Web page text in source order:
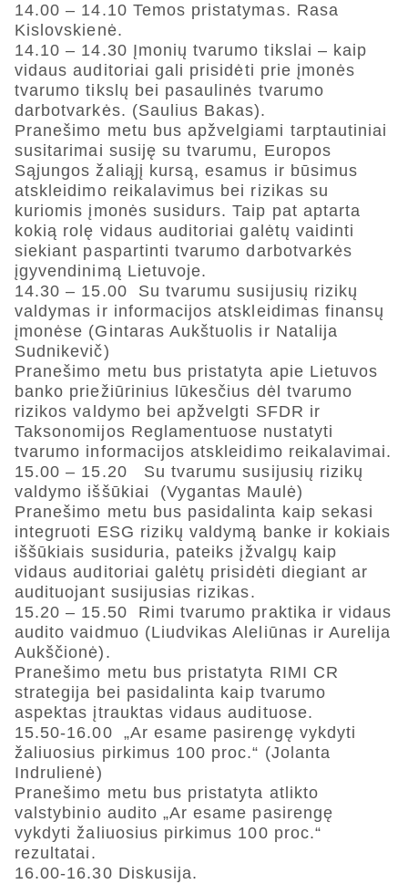
14.00 – 14.10 Temos pristatymas. Rasa
Kislovskienė.
14.10 – 14.30 Įmonių tvarumo tikslai – kaip
vidaus auditoriai gali prisidėti prie įmonės
tvarumo tikslų bei pasaulinės tvarumo
darbotvarkės. (Saulius Bakas).
Pranešimo metu bus apžvelgiami tarptautiniai
susitarimai susiję su tvarumu, Europos
Sąjungos žaliąjį kursą, esamus ir būsimus
atskleidimo reikalavimus bei rizikas su
kuriomis įmonės susidurs. Taip pat aptarta
kokią rolę vidaus auditoriai galėtų vaidinti
siekiant paspartinti tvarumo darbotvarkės
įgyvendinimą Lietuvoje.
14.30 – 15.00 Su tvarumu susijusių rizikų
valdymas ir informacijos atskleidimas finansų
įmonėse (Gintaras Aukštuolis ir Natalija
Sudnikevič)
Pranešimo metu bus pristatyta apie Lietuvos
banko priežiūrinius lūkesčius dėl tvarumo
rizikos valdymo bei apžvelgti SFDR ir
Taksonomijos Reglamentuose nustatyti
tvarumo informacijos atskleidimo reikalavimai.
15.00 – 15.20 Su tvarumu susijusių rizikų
valdymo iššūkiai (Vygantas Maulė)
Pranešimo metu bus pasidalinta kaip sekasi
integruoti ESG rizikų valdymą banke ir kokiais
iššūkiais susiduria, pateiks įžvalgų kaip
vidaus auditoriai galėtų prisidėti diegiant ar
audituojant susijusias rizikas.
15.20 – 15.50 Rimi tvarumo praktika ir vidaus
audito vaidmuo (Liudvikas Aleliūnas ir Aurelija
Aukščionė).
Pranešimo metu bus pristatyta RIMI CR
strategija bei pasidalinta kaip tvarumo
aspektas įtrauktas vidaus audituose.
15.50-16.00 „Ar esame pasirengę vykdyti
žaliuosius pirkimus 100 proc.“ (Jolanta
Indrulienė)
Pranešimo metu bus pristatyta atlikto
valstybinio audito „Ar esame pasirengę
vykdyti žaliuosius pirkimus 100 proc.“
rezultatai.
16.00-16.30 Diskusija.